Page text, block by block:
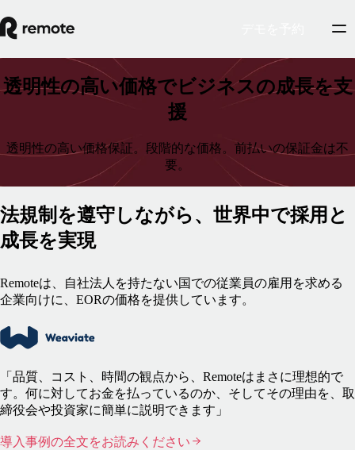
透明性の高い価格でビジネスの成長を支
援
透明性の高い価格保証。段階的な価格。前払いの保証金は不
要。
法規制を遵守しながら、世界中で採用と
成長を実現
Remoteは、自社法人を持たない国での従業員の雇用を求める
企業向けに、EORの価格を提供しています。
「品質、コスト、時間の観点から、Remoteはまさに理想的で
す。何に対してお金を払っているのか、そしてその理由を、取
締役会や投資家に簡単に説明できます」
導入事例の全文をお読みください